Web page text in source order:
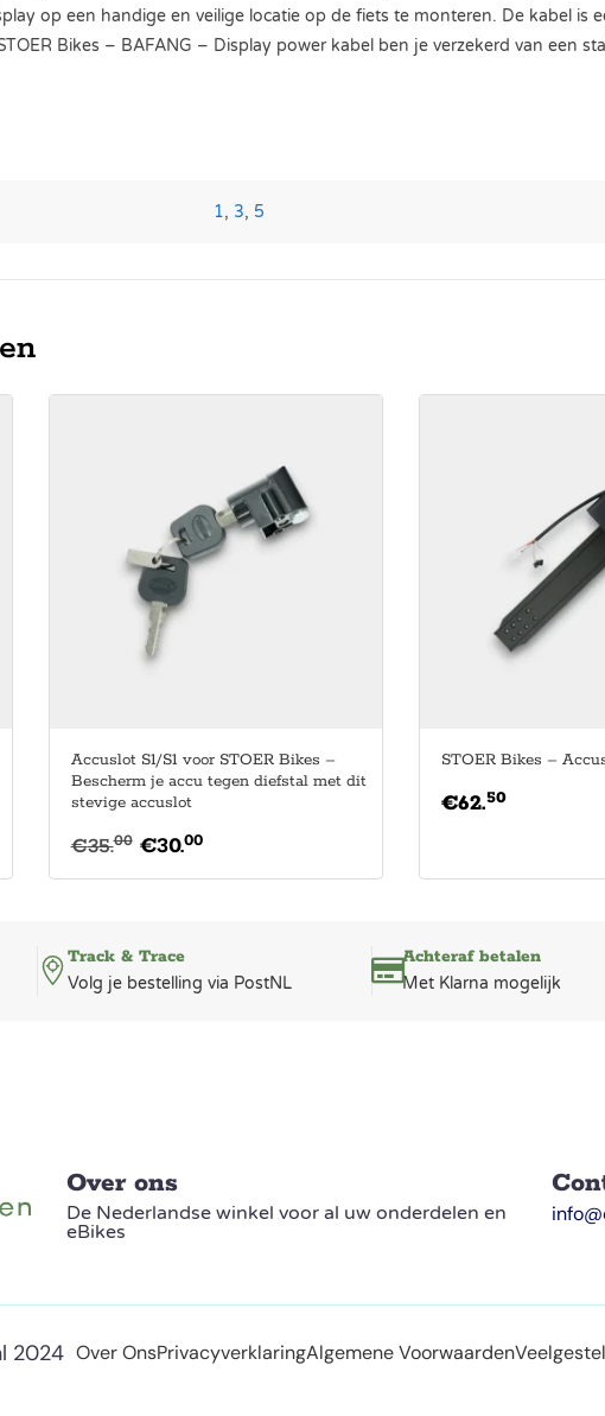
op een handige en veilige locatie op de fiets te monteren. De kabel is
Bikes – BAFANG – Display power kabel ben je verzekerd van een
1, 3, 5
Accuslot S1/S1 voor STOER Bikes –
Bescherm je accu tegen diefstal met dit
stevige accuslot
€35.00 €30.00
STOER Bikes –
€62.50
Track & Trace
Volg je bestelling via PostNL
Achteraf betalen
Met Klarna mogelijk
Over ons
De Nederlandse winkel voor al uw onderdelen en
eBikes
2024 Over OnsPrivacyverklaringAlgemene Voorwaarden